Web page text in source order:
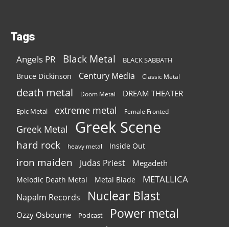
Tags
Angels PR Black Metal BLACK SABBATH
Bruce Dickinson Century Media Classic Metal
death metal Doom Metal DREAM THEATER
Epic Metal extreme metal Female Fronted
Greek Metal Greek Scene
hard rock heavy metal Inside Out
iron maiden Judas Priest Megadeth
Melodic Death Metal Metal Blade METALLICA
Napalm Records Nuclear Blast
Ozzy Osbourne Podcast
Power metal